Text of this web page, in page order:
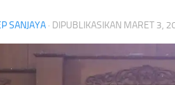
SANJAYA · DIPUBLIKASIKAN MARET 3,
Smash Semangat Kemerdekaan! Bupati
Cup III Resmi Menghangatkan HUT RI